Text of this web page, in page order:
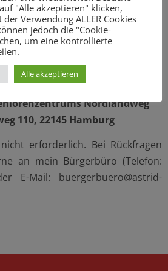
Marlies Riebe und mir ins
und über die aktuelle Politik in
zu diskutieren
den 20. April 2016
17 bis 19 Uhr
Nordlandweg
110, 22145 Hamburg
erforderlich. Bei Rückfragen
an mein Bürgerbüro (Telefon:
E-Mail: buergerbuero@astrid-
"Alle akzeptieren" klicken,
Verwendung ALLER Cookies
jedoch die "Cookie-
um eine kontrollierte
Alle akzeptieren